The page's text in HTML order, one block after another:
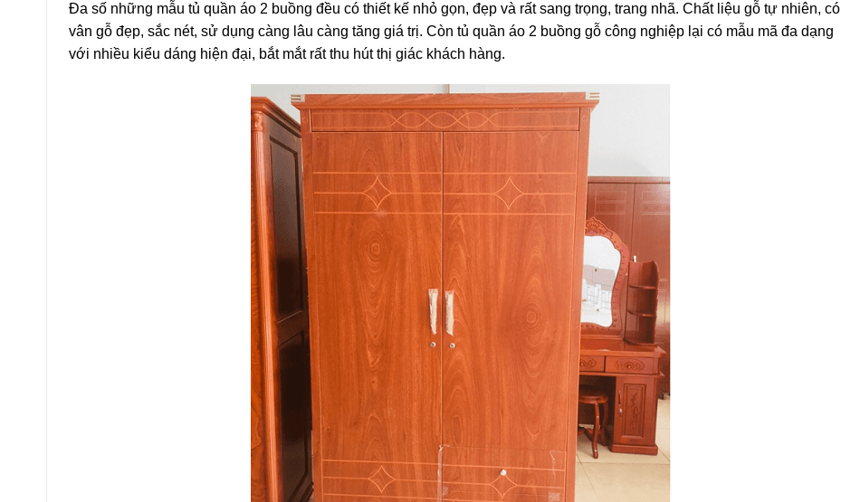
Đa số những mẫu tủ quần áo 2 buồng đều có thiết kế nhỏ gọn, đẹp và rất sang trọng, trang nhã. Chất liệu gỗ tự nhiên, có
vân gỗ đẹp, sắc nét, sử dụng càng lâu càng tăng giá trị. Còn tủ quần áo 2 buồng gỗ công nghiệp lại có mẫu mã đa dạng
với nhiều kiểu dáng hiện đại, bắt mắt rất thu hút thị giác khách hàng.